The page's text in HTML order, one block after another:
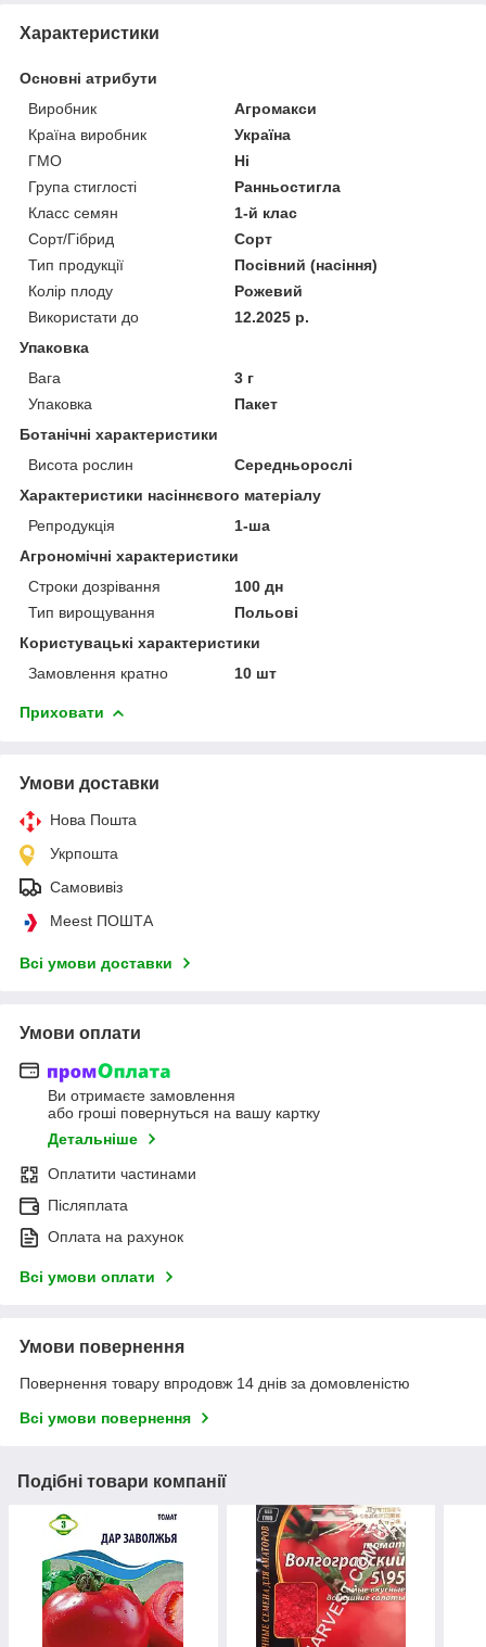
Характеристики
Основні атрибути
Виробник
Агромакси
Країна виробник
Україна
ГМО
Ні
Група стиглості
Ранньостигла
Класс семян
1-й клас
Сорт/Гібрид
Сорт
Тип продукції
Посівний (насіння)
Колір плоду
Рожевий
Використати до
12.2025 р.
Упаковка
Вага
3 г
Упаковка
Пакет
Ботанічні характеристики
Висота рослин
Середньорослі
Характеристики насіннєвого матеріалу
Репродукція
1-ша
Агрономічні характеристики
Строки дозрівання
100 дн
Тип вирощування
Польові
Користувацькі характеристики
Замовлення кратно
10 шт
Приховати
Умови доставки
Нова Пошта
Укрпошта
Самовивіз
Meest ПОШТА
Всі умови доставки
Умови оплати
Ви отримаєте замовлення
або гроші повернуться на вашу картку
Детальніше
Оплатити частинами
Післяплата
Оплата на рахунок
Всі умови оплати
Умови повернення
Повернення товару впродовж 14 днів за домовленістю
Всі умови повернення
Подібні товари компанії